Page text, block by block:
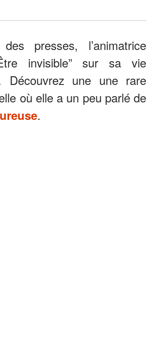
presses, l’animatrice
invisible” sur sa vie
Découvrez une une rare
où elle a un peu parlé de
.